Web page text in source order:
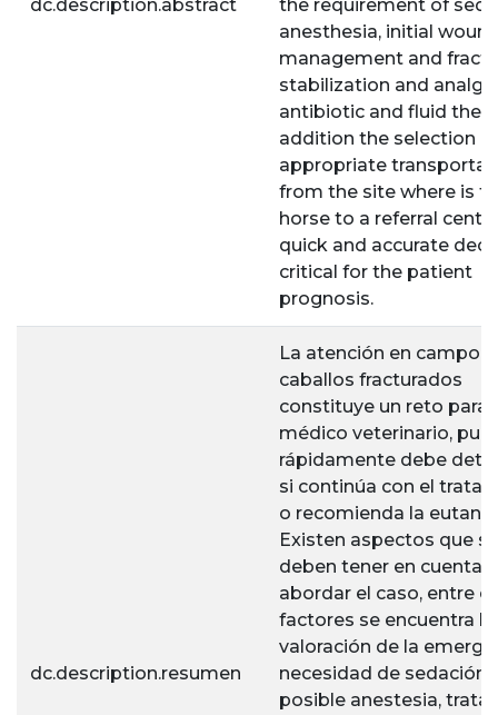
dc.description.abstract
the requirement of
anesthesia, initial
management and
stabilization and
antibiotic and fluid
addition the selection
appropriate
from the site where is
horse to a referral
quick and accurate
critical for the patient
prognosis.
dc.description.resumen
La atención en campo
caballos fracturados
constituye un reto para
médico veterinario,
rápidamente debe
si continúa con el
o recomienda la
Existen aspectos que se
deben tener en cuenta
abordar el caso, entre
factores se encuentra la
valoración de la
necesidad de sedación
posible anestesia,